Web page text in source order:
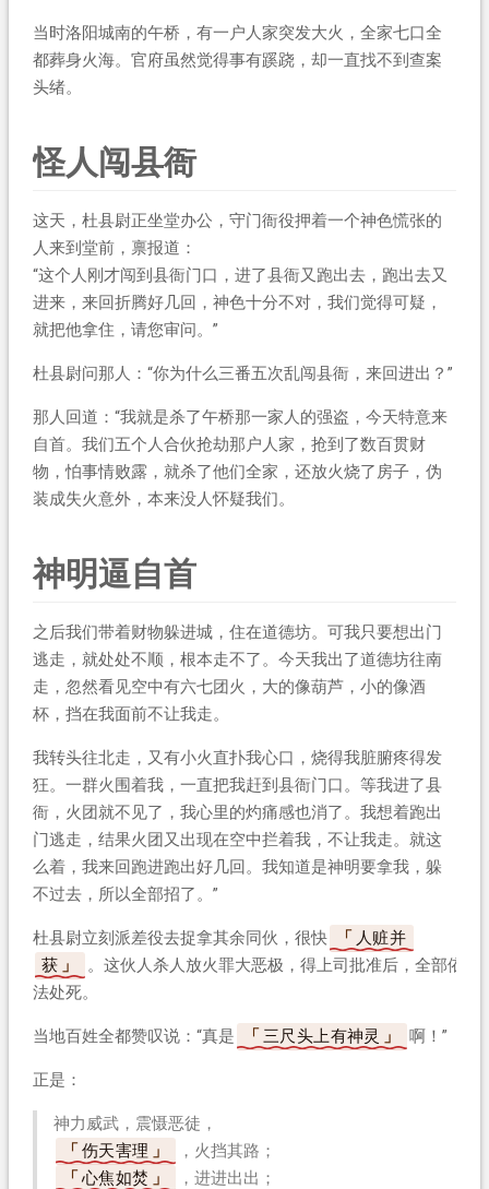
当时洛阳城南的午桥，有一户人家突发大火，全家七口全
都葬身火海。官府虽然觉得事有蹊跷，却一直找不到查案
头绪。
怪人闯县衙
这天，杜县尉正坐堂办公，守门衙役押着一个神色慌张的
人来到堂前，禀报道：
“这个人刚才闯到县衙门口，进了县衙又跑出去，跑出去又
进来，来回折腾好几回，神色十分不对，我们觉得可疑，
就把他拿住，请您审问。”
杜县尉问那人：“你为什么三番五次乱闯县衙，来回进出？”
那人回道：“我就是杀了午桥那一家人的强盗，今天特意来
自首。我们五个人合伙抢劫那户人家，抢到了数百贯财
物，怕事情败露，就杀了他们全家，还放火烧了房子，伪
装成失火意外，本来没人怀疑我们。
神明逼自首
之后我们带着财物躲进城，住在道德坊。可我只要想出门
逃走，就处处不顺，根本走不了。今天我出了道德坊往南
走，忽然看见空中有六七团火，大的像葫芦，小的像酒
杯，挡在我面前不让我走。
我转头往北走，又有小火直扑我心口，烧得我脏腑疼得发
狂。一群火围着我，一直把我赶到县衙门口。等我进了县
衙，火团就不见了，我心里的灼痛感也消了。我想着跑出
门逃走，结果火团又出现在空中拦着我，不让我走。就这
么着，我来回跑进跑出好几回。我知道是神明要拿我，躲
不过去，所以全部招了。”
杜县尉立刻派差役去捉拿其余同伙，很快
人赃并
获
。这伙人杀人放火罪大恶极，得上司批准后，全部依
法处死。
当地百姓全都赞叹说：“真是 三尺头上有神灵 啊！”
正是：
神力威武，震慑恶徒，
伤天害理
，火挡其路；
心焦如焚
，进进出出；